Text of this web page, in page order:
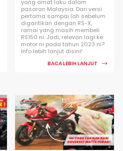
yang amat laku dalam
pasaran Malaysia. Dari versi
pertama sampai lah sebelum
digantikan dengan RS-X,
ramai yang masih membeli
RS150 ni. Jadi, relevan lagi ke
motor ni pada tahun 2023 ni?
Info lebih lanjut disini!
BACA LEBIH LANJUT